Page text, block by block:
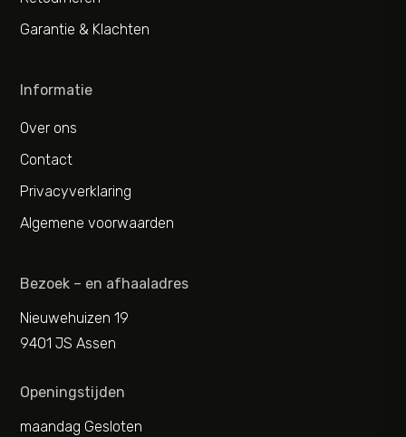
Garantie & Klachten
Informatie
Over ons
Contact
Privacyverklaring
Algemene voorwaarden
Bezoek – en afhaaladres
Nieuwehuizen 19
9401 JS Assen
Openingstijden
maandag Gesloten